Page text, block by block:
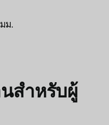
ม.
สำหรับผู้